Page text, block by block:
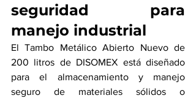
seguridad para
manejo industrial
El Tambo Metálico Abierto Nuevo de
200 litros de DISOMEX está diseñado
para el almacenamiento y manejo
seguro de materiales sólidos o